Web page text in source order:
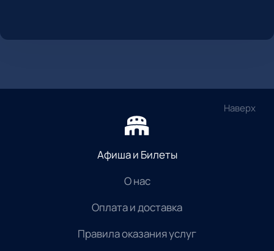
Наверх
Афиша и Билеты
О нас
Оплата и доставка
Правила оказания услуг